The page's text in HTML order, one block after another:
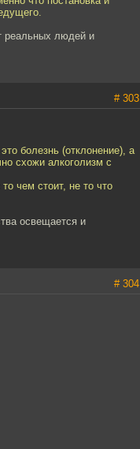
реальных людей и
# 303
болезнь (отклонение), а
схожи алкоголизм с
чем стоит, не то что
освещается и
# 304